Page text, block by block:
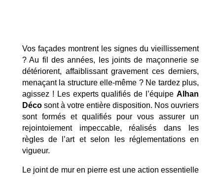
Vos façades montrent les signes du vieillissement
? Au fil des années, les joints de maçonnerie se
détériorent, affaiblissant gravement ces derniers,
menaçant la structure elle-même ? Ne tardez plus,
agissez ! Les experts qualifiés de l’équipeAlhan
Décosont à votre entière disposition. Nos ouvriers
sont formés et qualifiés pour vous assurer un
rejointoiement impeccable, réalisés dans les
règles de l’art et selon les réglementations en
vigueur.
Le joint de mur en pierre est une action essentielle